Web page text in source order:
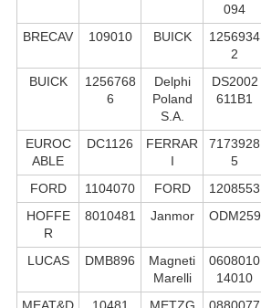
094
BRECAV 109010 BUICK
1256934
2
BUICK
1256768
6
Delphi
Poland
S.А.
DS2002
611B1
EUROC
ABLE
DC1126
FERRAR
I
7173928
5
FORD 1104070 FORD 1208553
HOFFE
R
8010481 Janmor ODM259
LUCAS
DMB896
Magneti
Marelli
0608010
14010
MEAT&D
10481 METZG 0880077